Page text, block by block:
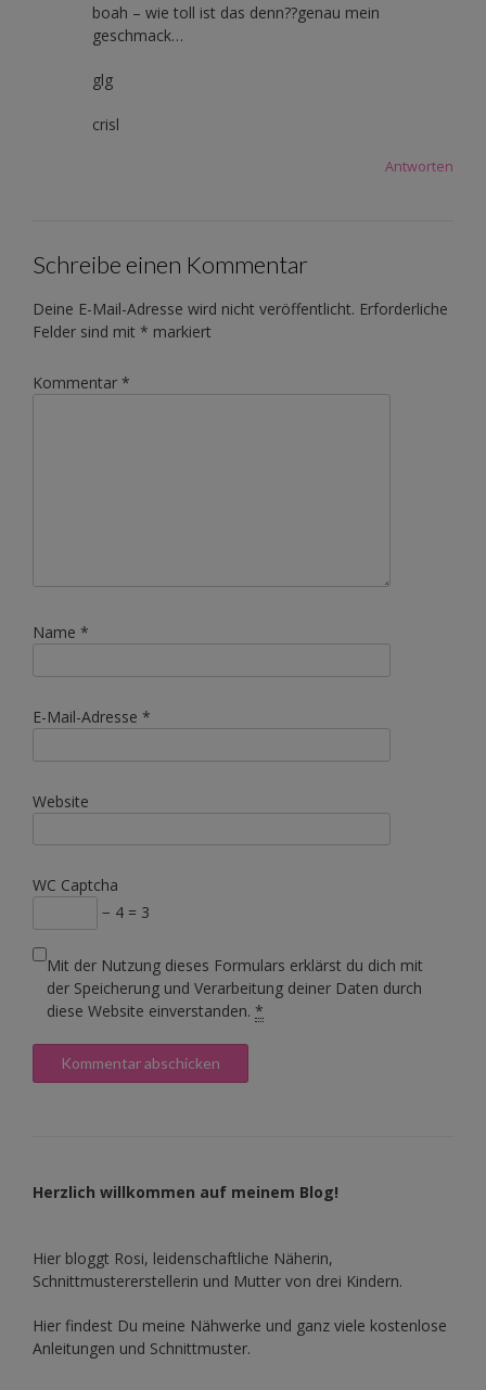
boah – wie toll ist das denn??genau mein
geschmack…
glg
crisl
Antworten
Schreibe einen Kommentar
Deine E-Mail-Adresse wird nicht veröffentlicht. Erforderliche
Felder sind mit * markiert
Kommentar *
Name *
E-Mail-Adresse *
Website
WC Captcha
− 4 = 3
Mit der Nutzung dieses Formulars erklärst du dich mit
der Speicherung und Verarbeitung deiner Daten durch
diese Website einverstanden. *
Herzlich willkommen auf meinem Blog!
Hier bloggt Rosi, leidenschaftliche Näherin,
Schnittmustererstellerin und Mutter von drei Kindern.
Hier findest Du meine Nähwerke und ganz viele kostenlose
Anleitungen und Schnittmuster.